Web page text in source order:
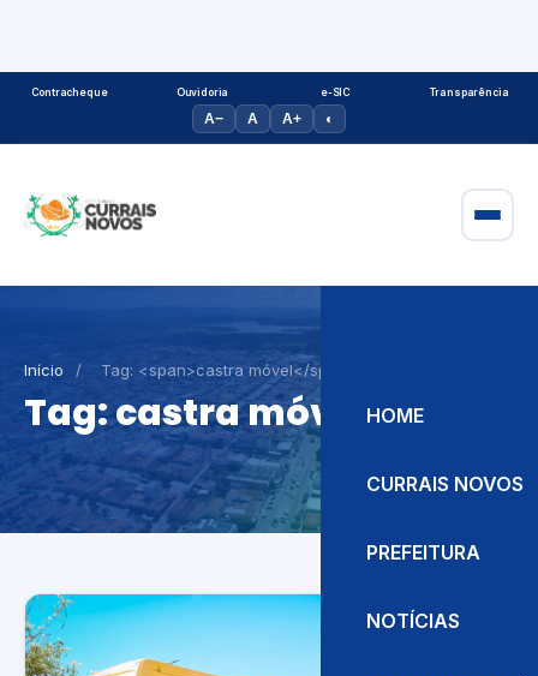
Contracheque Ouvidoria e-SIC Transparência
A− A A+ ◐
HOME
CURRAIS NOVOS
PREFEITURA
NOTÍCIAS
Início / Tag: <span>castra móvel</span>
Tag:castra móvel